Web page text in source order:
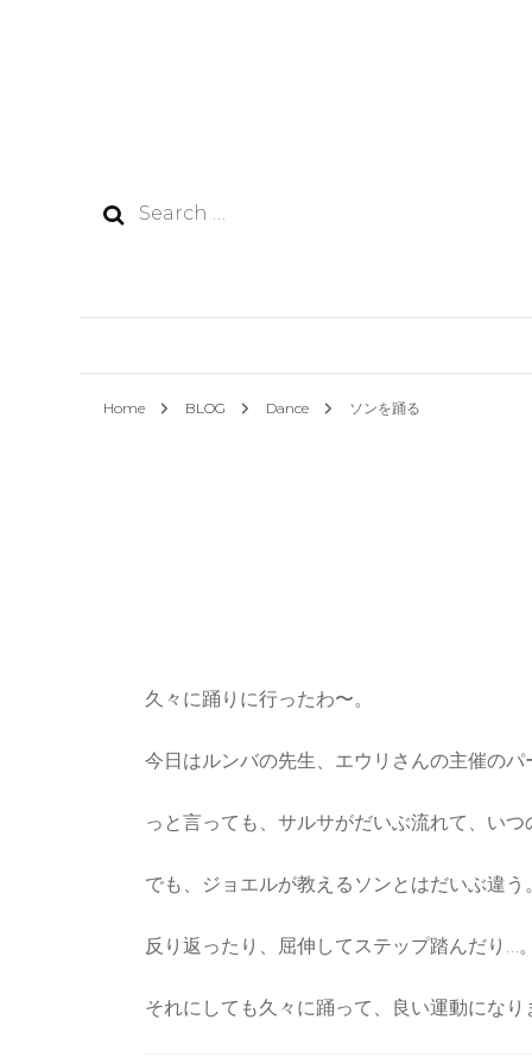
Search
Home BLOG Dance ソンを踊る
久々に踊りに行ったわ〜。
今日はルンバの先生、エウリさんの主催のパ
っと言っても、サルサがだいぶ流れて、い
でも、ジョエルが教えるソンとはだいぶ違う。
反り返ったり、屈伸してステップ踏んだり…。
それにしても久々に踊って、良い運動になり